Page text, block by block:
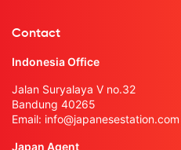
Contact
Indonesia Office
Jalan Suryalaya V no.32
Bandung 40265
Email: info@japanesestation.com
Japan Agent